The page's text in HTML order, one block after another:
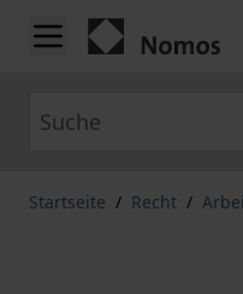
Zum Inhalt springen
Startseite / Recht /